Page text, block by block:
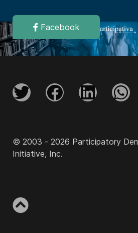
Facebook
© 2003 - 2026 Participatory
Initiative, Inc.